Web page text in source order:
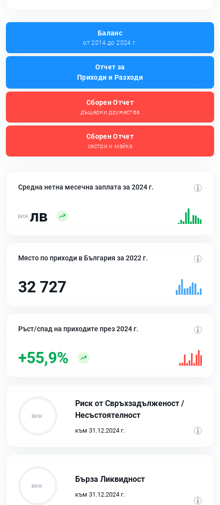
Баланс
от 2014 до 2024 г.
Отчет за
Приходи и Разходи
Сборен Отчет
дъщерни дружества
Сборен Отчет
сестри и майка
Средна нетна месечна заплата за 2024 г.
лв
Място по приходи в България за 2022 г.
32 727
Ръст/спад на приходите през 2024 г.
+55,9%
Риск от Свръхзадълженост /
Несъстоятелност
към 31.12.2024 г.
Бърза Ликвидност
към 31.12.2024 г.